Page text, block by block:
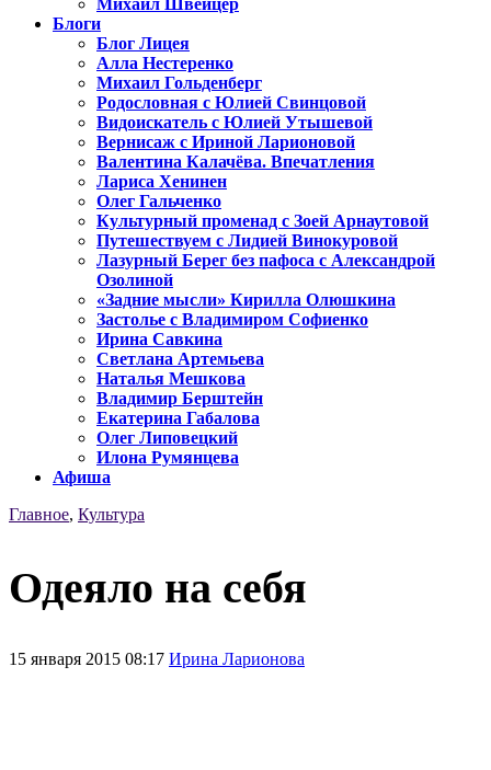
Михаил Швейцер
Блоги
Блог Лицея
Алла Нестеренко
Михаил Гольденберг
Родословная с Юлией Свинцовой
Видоискатель с Юлией Утышевой
Вернисаж с Ириной Ларионовой
Валентина Калачёва. Впечатления
Лариса Хенинен
Олег Гальченко
Культурный променад с Зоей Арнаутовой
Путешествуем с Лидией Винокуровой
Лазурный Берег без пафоса с Александрой
Озолиной
«Задние мысли» Кирилла Олюшкина
Застолье с Владимиром Софиенко
Ирина Савкина
Светлана Артемьева
Наталья Мешкова
Владимир Берштейн
Екатерина Габалова
Олег Липовецкий
Илона Румянцева
Афиша
Главное, Культура
Одеяло на себя
15 января 2015 08:17 Ирина Ларионова